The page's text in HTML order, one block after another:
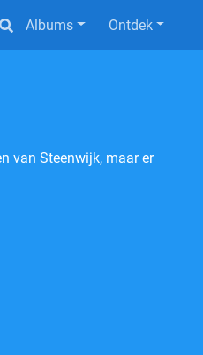
Albums Ontdek
van Steenwijk, maar er